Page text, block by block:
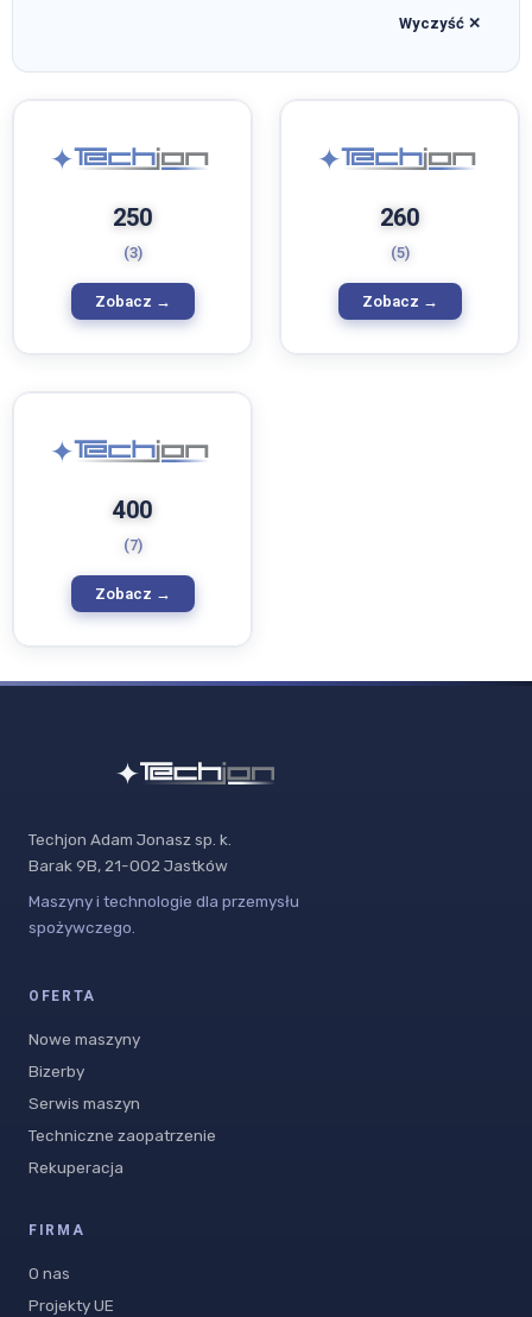
Wyczyść ✕
250
(3)
260
(5)
400
(7)
Techjon Adam Jonasz sp. k.
Barak 9B, 21-002 Jastków
Maszyny i technologie dla przemysłu
spożywczego.
OFERTA
Nowe maszyny
Bizerby
Serwis maszyn
Techniczne zaopatrzenie
Rekuperacja
FIRMA
O nas
Projekty UE